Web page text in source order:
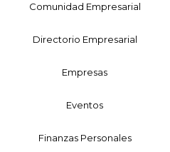
Comunidad Empresarial
Directorio Empresarial
Empresas
Eventos
Finanzas Personales